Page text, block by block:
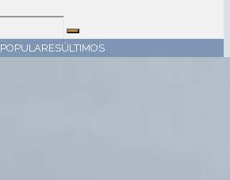
POPULARESÚLTIMOS